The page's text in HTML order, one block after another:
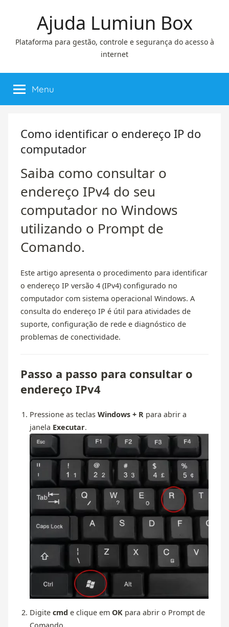
Ajuda Lumiun Box
Plataforma para gestão, controle e segurança do acesso à
internet
Menu
Como identificar o endereço IP do
computador
Saiba como consultar o
endereço IPv4 do seu
computador no Windows
utilizando o Prompt de
Comando.
Este artigo apresenta o procedimento para identificar
o endereço IP versão 4 (IPv4) configurado no
computador com sistema operacional Windows. A
consulta do endereço IP é útil para atividades de
suporte, configuração de rede e diagnóstico de
problemas de conectividade.
Passo a passo para consultar o
endereço IPv4
Pressione as teclas Windows + R para abrir a
janela Executar.
Digite cmd e clique em OK para abrir o Prompt de